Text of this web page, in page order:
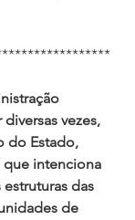
vezes,
do Estado,
que intenciona
das
de